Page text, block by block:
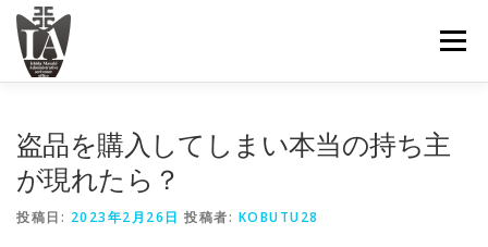
メニュー
盗品を購入してしまい本当の持ち主
が現れたら？
投稿日: 2023年2月26日 投稿者: KOBUTU28